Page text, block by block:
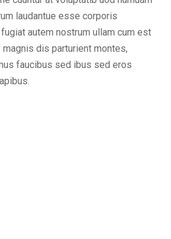
laudantue esse corporis
autem nostrum ullam cum est
magnis dis parturient montes,
faucibus sed ibus sed eros